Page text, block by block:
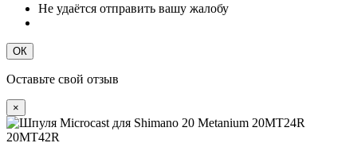
Не удаётся отправить вашу жалобу
ОК
Оставьте свой отзыв
×